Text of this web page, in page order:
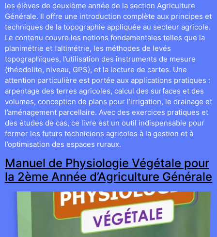
les élèves de deuxième année de la section Agriculture
Générale. Il offre une introduction complète aux principes et
techniques de la topographie appliquée au secteur agricole.
Le contenu couvre les notions fondamentales telles que la
planimétrie et l’altimétrie, les méthodes de levés
topographiques, l’utilisation des instruments de mesure
(théodolite, niveau, GPS), et la lecture de cartes. Une
attention particulière est portée aux applications pratiques :
arpentage des terres agricoles, calcul des surfaces et des
volumes, conception de plans pour l’irrigation, le drainage et
l’aménagement parcellaire. Avec des exercices pratiques et
des études de cas, ce livre est un outil indispensable pour
former les futurs techniciens agricoles à la gestion et à
l’optimisation des espaces ruraux.
Manuel de Physiologie Végétale pour
la 2ème Année d’Agriculture Générale